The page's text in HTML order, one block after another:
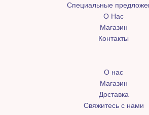
Специальные
О Нас
Магазин
Контакты
О нас
Магазин
Доставка
Свяжитесь с нами